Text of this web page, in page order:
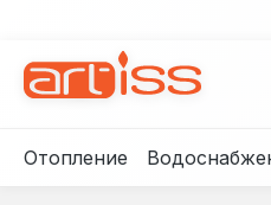
Отопление